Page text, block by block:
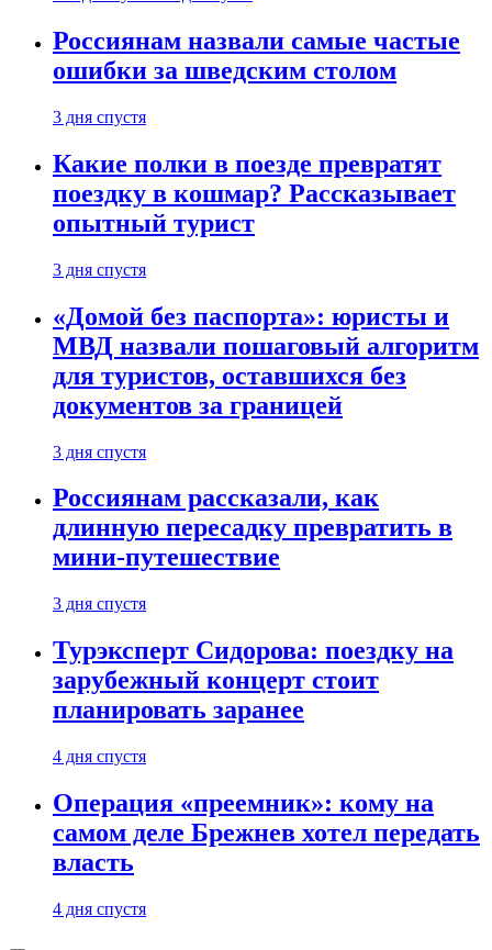
Россиянам назвали самые частые
ошибки за шведским столом
3 дня спустя
Какие полки в поезде превратят
поездку в кошмар? Рассказывает
опытный турист
3 дня спустя
«Домой без паспорта»: юристы и
МВД назвали пошаговый алгоритм
для туристов, оставшихся без
документов за границей
3 дня спустя
Россиянам рассказали, как
длинную пересадку превратить в
мини-путешествие
3 дня спустя
Турэксперт Сидорова: поездку на
зарубежный концерт стоит
планировать заранее
4 дня спустя
Операция «преемник»: кому на
самом деле Брежнев хотел передать
власть
4 дня спустя